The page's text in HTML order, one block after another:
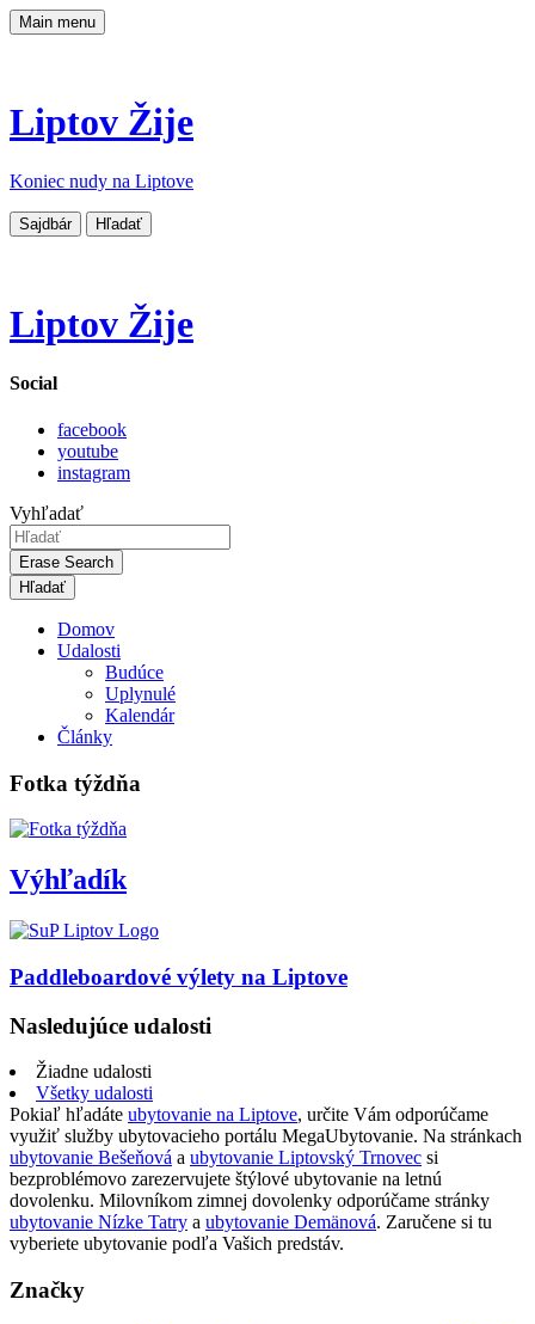
Main menu
Liptov Žije
Koniec nudy na Liptove
Sajdbár Hľadať
Liptov Žije
Social
facebook
youtube
instagram
Vyhľadať
Erase Search
Domov
Udalosti
Budúce
Uplynulé
Kalendár
Články
Fotka týždňa
Výhľadík
Paddleboardové výlety na Liptove
Nasledujúce udalosti
Žiadne udalosti
Všetky udalosti
Pokiaľ hľadáte ubytovanie na Liptove, určite Vám odporúčame
využiť služby ubytovacieho portálu MegaUbytovanie. Na stránkach
ubytovanie Bešeňová a ubytovanie Liptovský Trnovec si
bezproblémovo zarezervujete štýlové ubytovanie na letnú
dovolenku. Milovníkom zimnej dovolenky odporúčame stránky
ubytovanie Nízke Tatry a ubytovanie Demänová. Zaručene si tu
vyberiete ubytovanie podľa Vašich predstáv.
Značky